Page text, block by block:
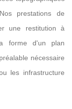
prestations de
une restitution à
forme d'un plan
nécessaire
les infrastructure